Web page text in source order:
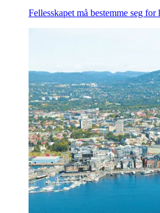
Fellesskapet må bestemme seg